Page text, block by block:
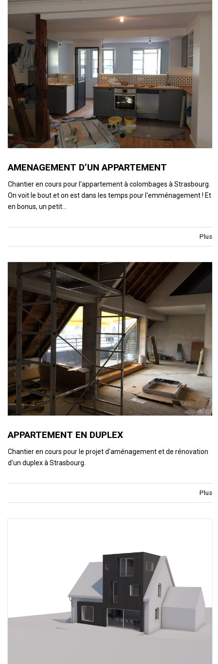
AMENAGEMENT D’UN APPARTEMENT
Chantier en cours pour l'appartement à colombages à Strasbourg.
On voit le bout et on est dans les temps pour l'emménagement ! Et
en bonus, un petit…
Plus
APPARTEMENT EN DUPLEX
Chantier en cours pour le projet d'aménagement et de rénovation
d'un duplex à Strasbourg.
Plus